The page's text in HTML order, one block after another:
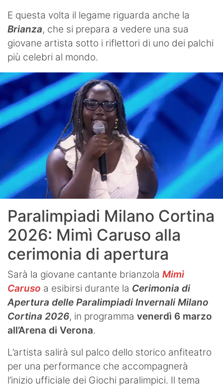
E questa volta il legame riguarda anche la
Brianza, che si prepara a vedere una sua
giovane artista sotto i riflettori di uno dei palchi
più celebri al mondo.
Paralimpiadi Milano Cortina
2026: Mimì Caruso alla
cerimonia di apertura
Sarà la giovane cantante brianzola Mimì
Caruso a esibirsi durante la Cerimonia di
Apertura delle Paralimpiadi Invernali Milano
Cortina 2026, in programma venerdì 6 marzo
all’Arena di Verona.
L’artista salirà sul palco dello storico anfiteatro
per una performance che accompagnerà
l’inizio ufficiale dei Giochi paralimpici. Il tema